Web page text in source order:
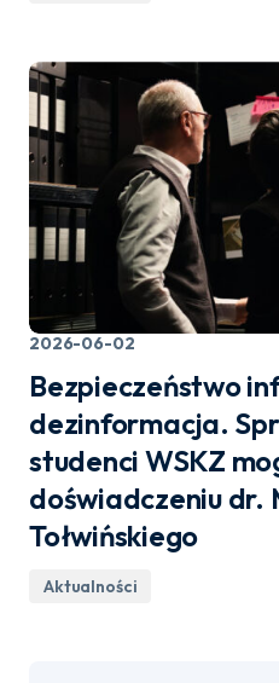
2026-06-02
Bezpieczeństwo
dezinformacja.
studenci WSKZ
doświadczeniu dr.
Tołwińskiego
Aktualności